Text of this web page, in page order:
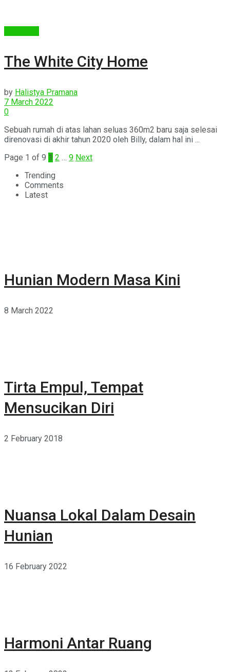
The White City Home
by Halistya Pramana
7 March 2022
0
Sebuah rumah di atas lahan seluas 360m2 baru saja selesai
direnovasi di akhir tahun 2020 oleh Billy, dalam hal ini ...
Page 1 of 9 1 2 … 9 Next
Trending
Comments
Latest
Hunian Modern Masa Kini
8 March 2022
Tirta Empul, Tempat
Mensucikan Diri
2 February 2018
Nuansa Lokal Dalam Desain
Hunian
16 February 2022
Harmoni Antar Ruang